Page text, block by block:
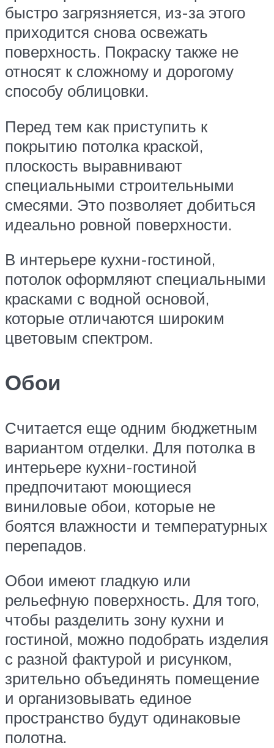
быстро загрязняется, из-за этого
приходится снова освежать
поверхность. Покраску также не
относят к сложному и дорогому
способу облицовки.
Перед тем как приступить к
покрытию потолка краской,
плоскость выравнивают
специальными строительными
смесями. Это позволяет добиться
идеально ровной поверхности.
В интерьере кухни-гостиной,
потолок оформляют специальными
красками с водной основой,
которые отличаются широким
цветовым спектром.
Обои
Считается еще одним бюджетным
вариантом отделки. Для потолка в
интерьере кухни-гостиной
предпочитают моющиеся
виниловые обои, которые не
боятся влажности и температурных
перепадов.
Обои имеют гладкую или
рельефную поверхность. Для того,
чтобы разделить зону кухни и
гостиной, можно подобрать изделия
с разной фактурой и рисунком,
зрительно объединять помещение
и организовывать единое
пространство будут одинаковые
полотна.